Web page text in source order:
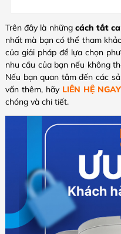
Trên đây là những cách tắt
nhất mà bạn có thể tham
của giải pháp để lựa chọn
nhu cầu của bạn nếu không
Nếu bạn quan tâm đến các
vấn thêm, hãy LIÊN HỆ NGAY
chóng và chi tiết.